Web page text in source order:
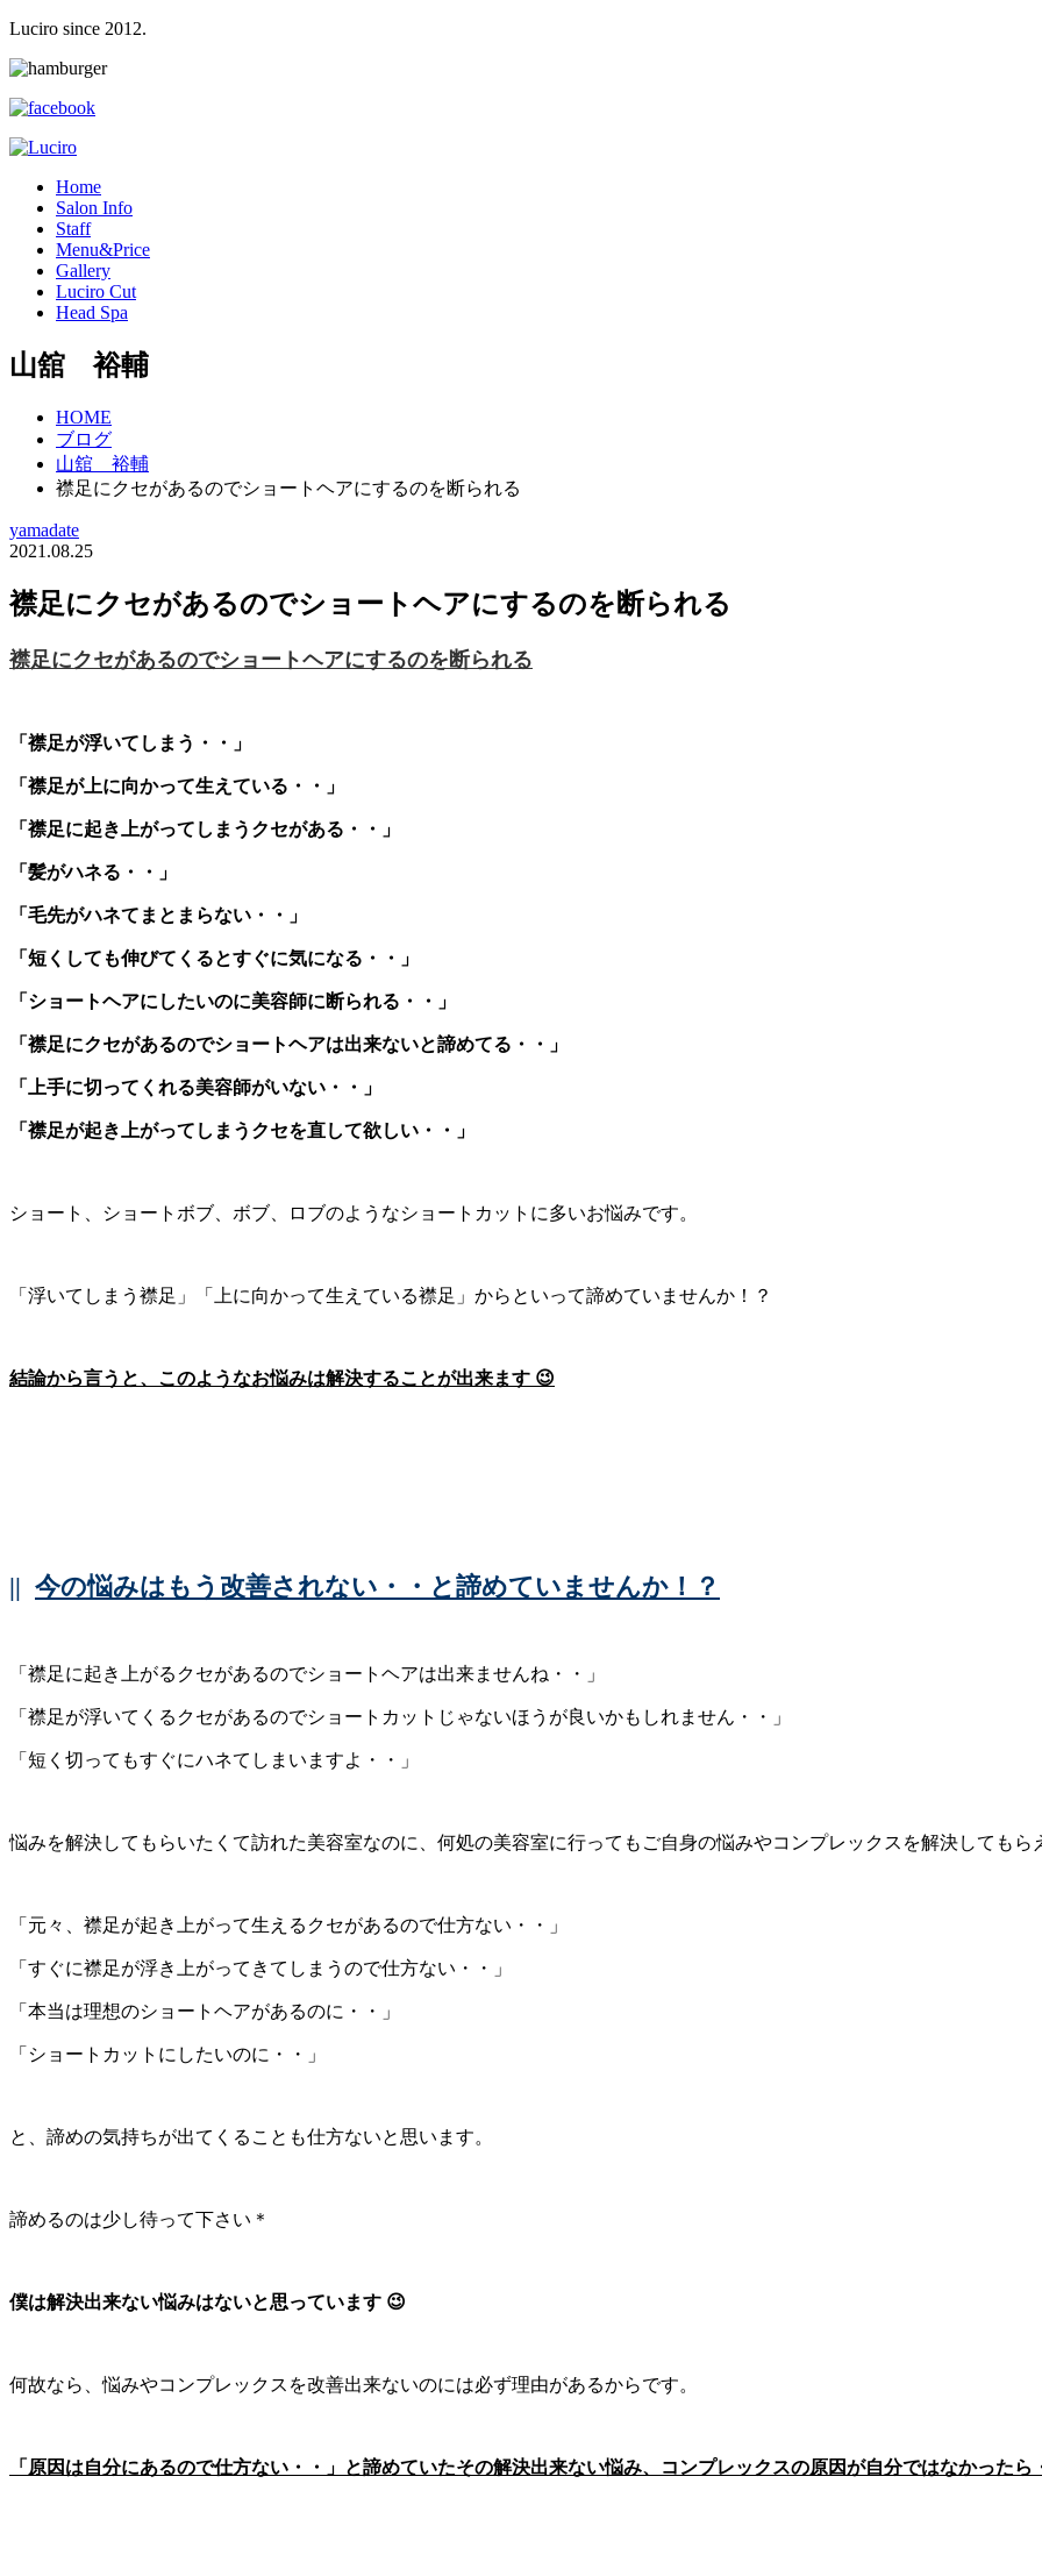
Luciro since 2012.
Home
Salon Info
Staff
Menu&Price
Gallery
Luciro Cut
Head Spa
山舘 裕輔
HOME
ブログ
山舘 裕輔
襟足にクセがあるのでショートヘアにするのを断られる
yamadate
2021.08.25
襟足にクセがあるのでショートヘアにするのを断られる
襟足にクセがあるのでショートヘアにするのを断られる
「襟足が浮いてしまう・・」
「襟足が上に向かって生えている・・」
「襟足に起き上がってしまうクセがある・・」
「髪がハネる・・」
「毛先がハネてまとまらない・・」
「短くしても伸びてくるとすぐに気になる・・」
「ショートヘアにしたいのに美容師に断られる・・」
「襟足にクセがあるのでショートヘアは出来ないと諦めてる・・」
「上手に切ってくれる美容師がいない・・」
「襟足が起き上がってしまうクセを直して欲しい・・」
ショート、ショートボブ、ボブ、ロブのようなショートカットに多いお悩みです。
「浮いてしまう襟足」「上に向かって生えている襟足」からといって諦めていませんか！？
結論から言うと、このようなお悩みは解決することが出来ます 😉
|| 今の悩みはもう改善されない・・と諦めていませんか！？
「襟足に起き上がるクセがあるのでショートヘアは出来ませんね・・」
「襟足が浮いてくるクセがあるのでショートカットじゃないほうが良いかもしれません・・」
「短く切ってもすぐにハネてしまいますよ・・」
悩みを解決してもらいたくて訪れた美容室なのに、何処の美容室に行ってもご自身の悩みやコンプレックスを解決してもら
「元々、襟足が起き上がって生えるクセがあるので仕方ない・・」
「すぐに襟足が浮き上がってきてしまうので仕方ない・・」
「本当は理想のショートヘアがあるのに・・」
「ショートカットにしたいのに・・」
と、諦めの気持ちが出てくることも仕方ないと思います。
諦めるのは少し待って下さい＊
僕は解決出来ない悩みはないと思っています 😉
何故なら、悩みやコンプレックスを改善出来ないのには必ず理由があるからです。
「原因は自分にあるので仕方ない・・」と諦めていたその解決出来ない悩み、コンプレックスの原因が自分ではなかったら